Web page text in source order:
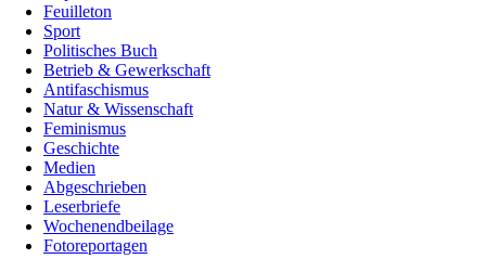
Feuilleton
Sport
Politisches Buch
Betrieb & Gewerkschaft
Antifaschismus
Natur & Wissenschaft
Feminismus
Geschichte
Medien
Abgeschrieben
Leserbriefe
Wochenendbeilage
Fotoreportagen